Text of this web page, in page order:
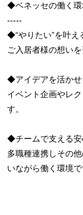
◆ベネッセの働く環
-----
◆“やりたい”を叶え
ご入居者様の想い
◆アイデアを活かせ
イベント企画やレ
す。
◆チームで支える安
多職種連携しその
いながら働く環境で